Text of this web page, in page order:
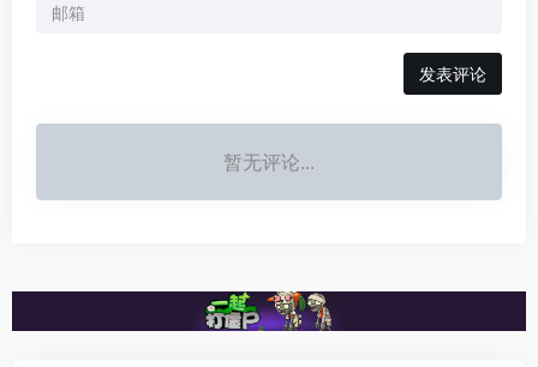
发表评论
暂无评论...